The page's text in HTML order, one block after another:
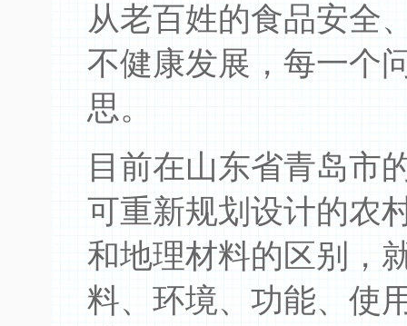
从老百姓的食品安全
不健康发展，每一个
思。
目前在山东省青岛市
可重新规划设计的农
和地理材料的区别，
料、环境、功能、使